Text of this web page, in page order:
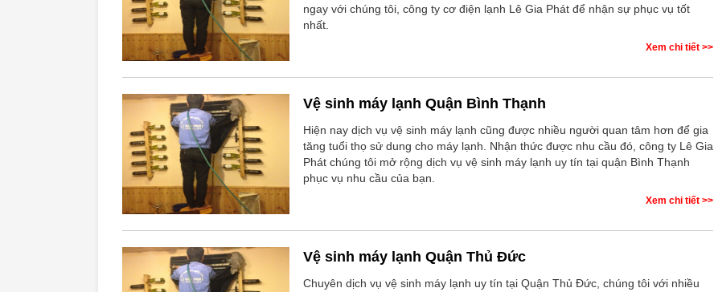
ngay với chúng tôi, công ty cơ điện lạnh Lê Gia Phát để nhận sự phục vụ tốt
nhất.
Xem chi tiết >>
Vệ sinh máy lạnh Quận Bình Thạnh
Hiện nay dịch vụ vệ sinh máy lạnh cũng được nhiều người quan tâm hơn để gia
tăng tuổi thọ sử dung cho máy lạnh. Nhận thức được nhu cầu đó, công ty Lê Gia
Phát chúng tôi mở rộng dịch vụ vệ sinh máy lạnh uy tín tại quận Bình Thạnh
phục vụ nhu cầu của bạn.
Xem chi tiết >>
Vệ sinh máy lạnh Quận Thủ Đức
Chuyên dịch vụ vệ sinh máy lạnh uy tín tại Quận Thủ Đức, chúng tôi với nhiều